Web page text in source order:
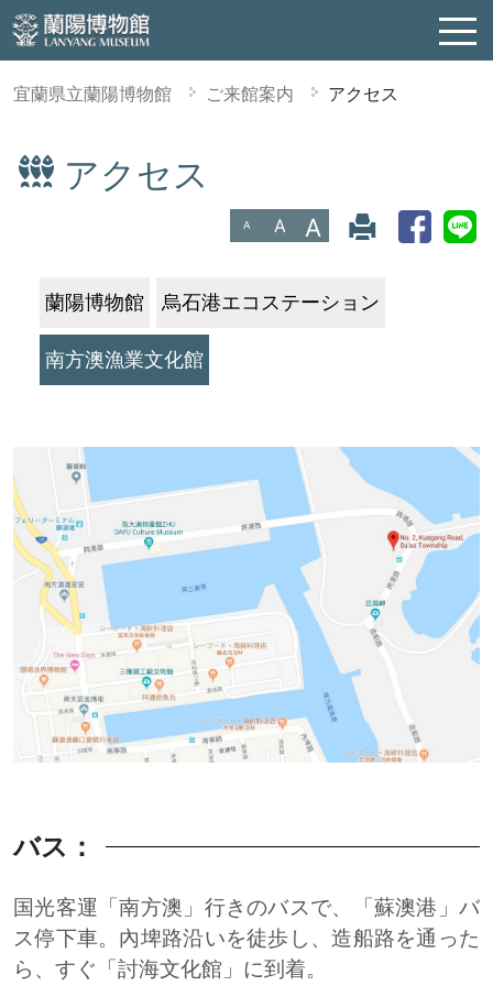
宜蘭県立蘭陽博物館 ご来館案内 アクセス
アクセス
A A A
蘭陽博物館 烏石港エコステーション
南方澳漁業文化館
バス：
国光客運「南方澳」行きのバスで、「蘇澳港」バ
ス停下車。內埤路沿いを徒歩し、造船路を通った
ら、すぐ「討海文化館」に到着。